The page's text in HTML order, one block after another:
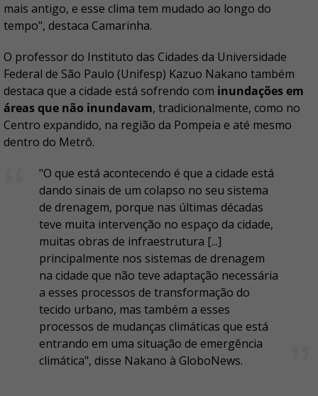
mais antigo, e esse clima tem mudado ao longo do
tempo", destaca Camarinha.
O professor do Instituto das Cidades da Universidade
Federal de São Paulo (Unifesp) Kazuo Nakano também
destaca que a cidade está sofrendo com inundações em
áreas que não inundavam, tradicionalmente, como no
Centro expandido, na região da Pompeia e até mesmo
dentro do Metrô.
"O que está acontecendo é que a cidade está
dando sinais de um colapso no seu sistema
de drenagem, porque nas últimas décadas
teve muita intervenção no espaço da cidade,
muitas obras de infraestrutura [...]
principalmente nos sistemas de drenagem
na cidade que não teve adaptação necessária
a esses processos de transformação do
tecido urbano, mas também a esses
processos de mudanças climáticas que está
entrando em uma situação de emergência
climática", disse Nakano à GloboNews.